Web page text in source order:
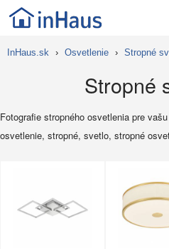
InHaus.sk › Osvetlenie › Stropné
Stropné
Fotografie stropného osvetlenia pre
osvetlenie, stropné, svetlo, stropné